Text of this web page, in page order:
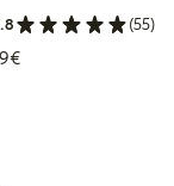
€
€ (55)
Najnižšia cena za